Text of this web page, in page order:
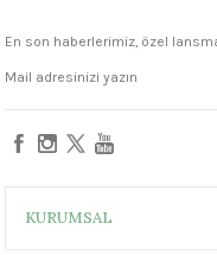
999 - 1222 °C
En son haberlerimiz, özel
KURUMSAL